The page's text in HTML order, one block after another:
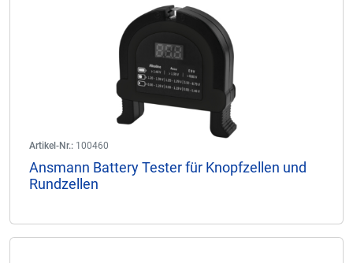
Artikel-Nr.: 100460
Ansmann Battery Tester für Knopfzellen und
Rundzellen